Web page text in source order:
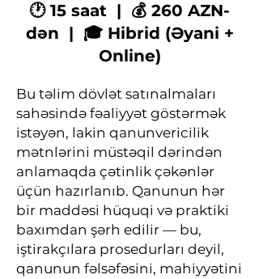
​​​​🕐 15 saat | 💰 260 AZN-
dən | 🎓 Hibrid (Əyani +
Online)
Bu təlim dövlət satınalmaları
sahəsində fəaliyyət göstərmək
istəyən, lakin qanunvericilik
mətnlərini müstəqil dərindən
anlamaqda çətinlik çəkənlər
üçün hazırlanıb. Qanunun hər
bir maddəsi hüquqi və praktiki
baxımdan şərh edilir — bu,
iştirakçılara prosedurları deyil,
qanunun fəlsəfəsini, mahiyyətini